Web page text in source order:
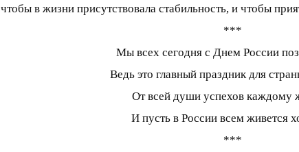
чтобы в жизни присутствовала стабильность, и чтобы
***
Мы всех сегодня с Днем России
Ведь это главный праздник для
От всей души успехов каждому
И пусть в России всем живется
***